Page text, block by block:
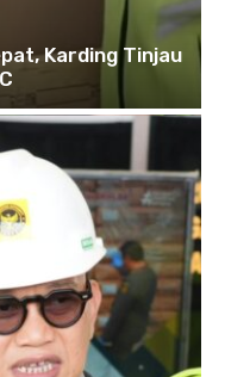
Karding Tinjau